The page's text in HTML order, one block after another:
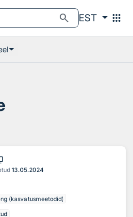
search EST apps
13.05.2024
(kasvatusmeetodid)